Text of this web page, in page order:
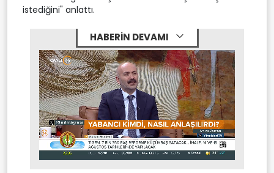
istediğini" anlattı.
HABERİN DEVAMI
Mute Stream